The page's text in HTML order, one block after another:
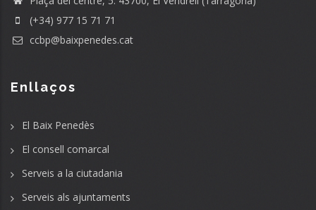
(+34) 977 15 71 71
ccbp@baixpenedes.cat
Enllaços
El Baix Penedès
El consell comarcal
Serveis a la ciutadania
Serveis als ajuntaments